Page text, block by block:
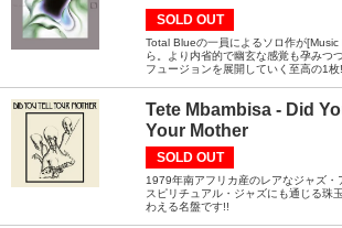
SOLD OUT
Total Blueの一員によるソロ作が[Music
ら。より内省的で幽玄な感覚も孕みつ
フュージョンを展開していく至高の1枚
Tete Mbambisa - Did
Your Mother
SOLD OUT
1979年南アフリカ産のレアなジャズ・
スピリチュアル・ジャズにも通じる珠
わえる名盤です!!